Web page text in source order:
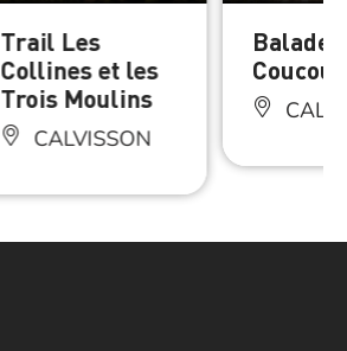
Trail Les
Collines et les
Trois Moulins
CALVISSON
Balade
Coucou